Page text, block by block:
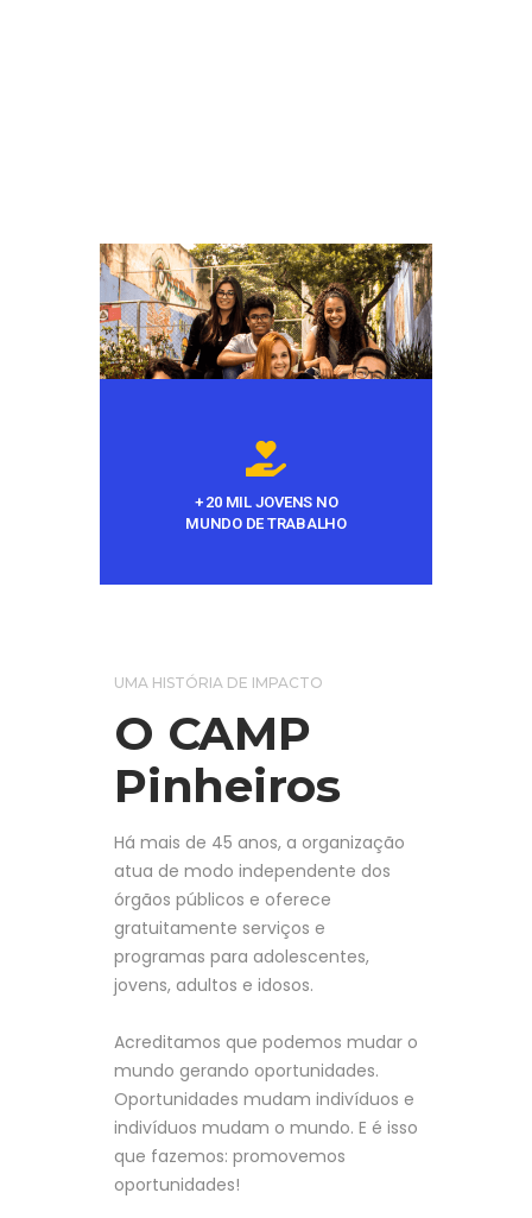
+ 20 MIL JOVENS NO
MUNDO DE TRABALHO
UMA HISTÓRIA DE IMPACTO
O CAMP
Pinheiros
Há mais de 45 anos, a organização
atua de modo independente dos
órgãos públicos e oferece
gratuitamente serviços e
programas para adolescentes,
jovens, adultos e idosos.
Acreditamos que podemos mudar o
mundo gerando oportunidades.
Oportunidades mudam indivíduos e
indivíduos mudam o mundo. E é isso
que fazemos: promovemos
oportunidades!